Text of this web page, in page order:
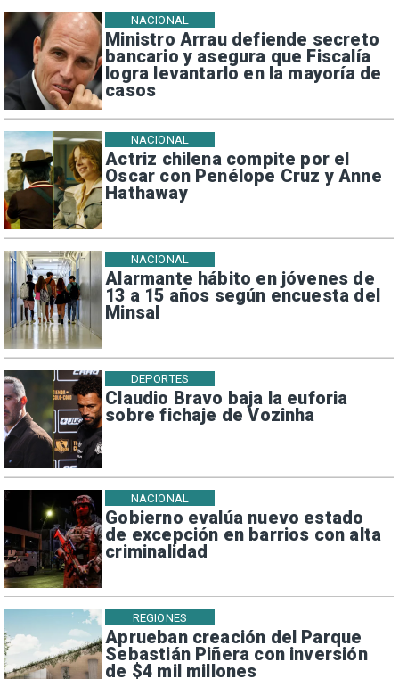
Ministro Arrau defiende secreto
bancario y asegura que Fiscalía
logra levantarlo en la mayoría de
casos
NACIONAL
Actriz chilena compite por el
Oscar con Penélope Cruz y Anne
Hathaway
NACIONAL
Alarmante hábito en jóvenes de
13 a 15 años según encuesta del
Minsal
NACIONAL
Claudio Bravo baja la euforia
sobre fichaje de Vozinha
DEPORTES
Gobierno evalúa nuevo estado
de excepción en barrios con alta
criminalidad
NACIONAL
Aprueban creación del Parque
Sebastián Piñera con inversión
de $4 mil millones
REGIONES